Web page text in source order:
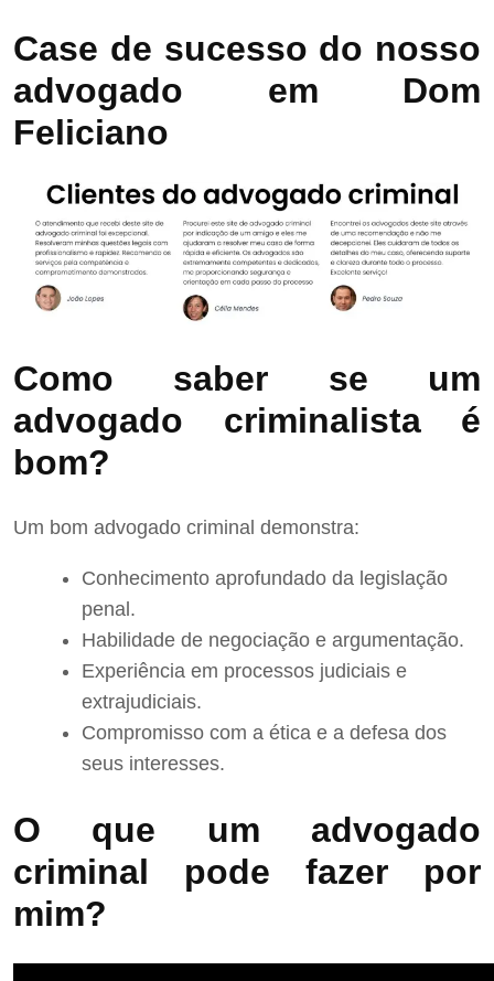
Case de sucesso do nosso
advogado em Dom
Feliciano
Como saber se um
advogado criminalista é
bom?
Um bom advogado criminal demonstra:
Conhecimento aprofundado da legislação
penal.
Habilidade de negociação e argumentação.
Experiência em processos judiciais e
extrajudiciais.
Compromisso com a ética e a defesa dos
seus interesses.
O que um advogado
criminal pode fazer por
mim?